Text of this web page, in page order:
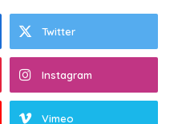
Twitter
Instagram
Vimeo